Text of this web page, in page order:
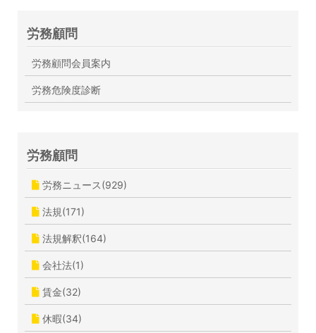
労務顧問
労務顧問会員案内
労務危険度診断
労務顧問
労務ニュース(929)
法規(171)
法規解釈(164)
会社法(1)
賃金(32)
休暇(34)